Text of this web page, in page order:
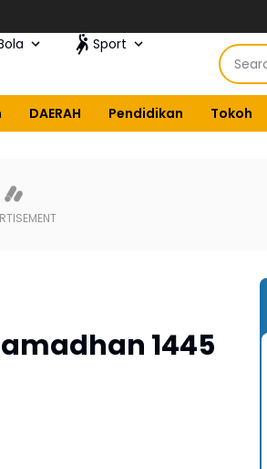
Sport
DAERAH Pendidikan Tokoh
1445